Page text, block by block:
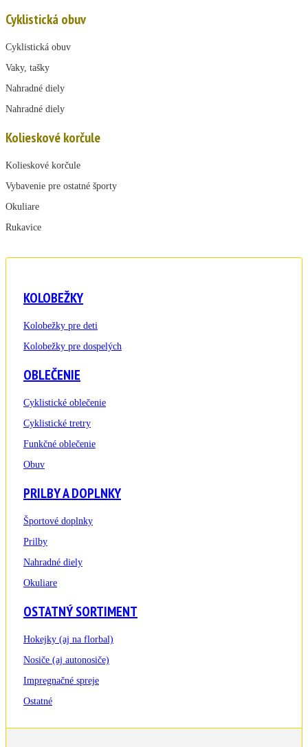
Cyklistická obuv
Cyklistická obuv
Vaky, tašky
Nahradné diely
Nahradné diely
Kolieskové korčule
Kolieskové korčule
Vybavenie pre ostatné športy
Okuliare
Rukavice
KOLOBEŽKY
Kolobežky pre deti
Kolobežky pre dospelých
OBLEČENIE
Cyklistické oblečenie
Cyklistické tretry
Funkčné oblečenie
Obuv
PRILBY A DOPLNKY
Športové doplnky
Prilby
Nahradné diely
Okuliare
OSTATNÝ SORTIMENT
Hokejky (aj na florbal)
Nosiče (aj autonosiče)
Impregnačné spreje
Ostatné